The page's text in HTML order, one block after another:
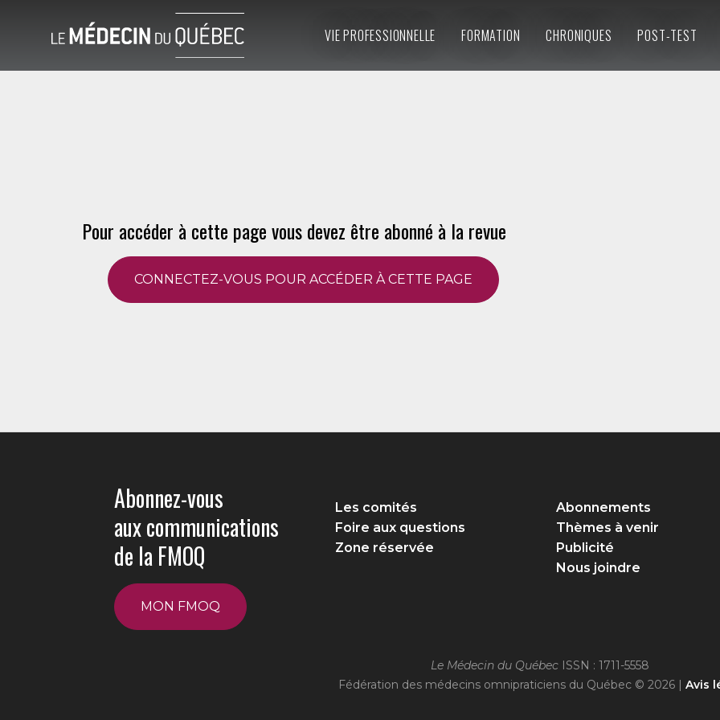
VIE PROFESSIONNELLE FORMATION CHRONIQUES POST-TEST
Pour accéder à cette page vous devez être abonné à la revue
CONNECTEZ-VOUS POUR ACCÉDER À CETTE PAGE
Abonnez-vous
aux communications
de la FMOQ
MON FMOQ
Les comités
Foire aux questions
Zone réservée
Abonnements
Thèmes à venir
Publicité
Nous joindre
Le Médecin du Québec ISSN : 1711-5558
Fédération des médecins omnipraticiens du Québec © 2026 | Avis